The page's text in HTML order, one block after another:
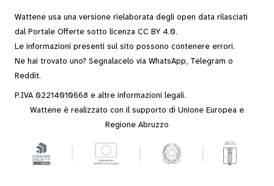
Wattene usa una versione rielaborata degli open data rilasciati
dal Portale Offerte sotto licenza CC BY 4.0.
Le informazioni presenti sul sito possono contenere errori.
Ne hai trovato uno? Segnalacelo via WhatsApp, Telegram o
Reddit.
P.IVA 02214010668 e altre informazioni legali.
Wattene è realizzato con il supporto di Unione Europea e
Regione Abruzzo